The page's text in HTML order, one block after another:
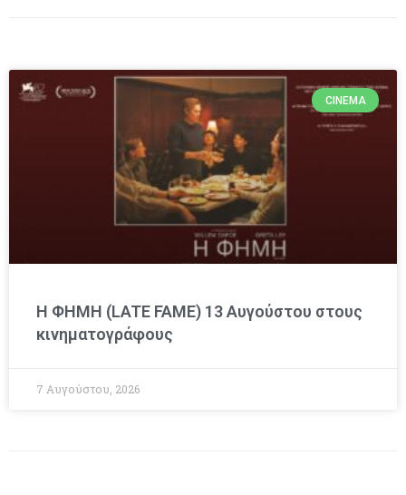
CINEMA
Η ΦΗΜΗ (LATE FAME) 13 Αυγούστου στους
κινηματογράφους
7 Αυγούστου, 2026